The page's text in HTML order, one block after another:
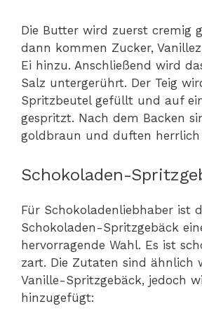
Die Butter wird zuerst cremig
dann kommen Zucker,
Ei hinzu. Anschließend wird
Salz untergerührt. Der Teig
Spritzbeutel gefüllt und auf
gespritzt. Nach dem Backen
goldbraun und duften herrlich
Schokoladen-
Für Schokoladenliebhaber ist
Schokoladen-Spritzgebäck
hervorragende Wahl. Es ist
zart. Die Zutaten sind ähnlich
Vanille-Spritzgebäck, jedoch
hinzugefügt: